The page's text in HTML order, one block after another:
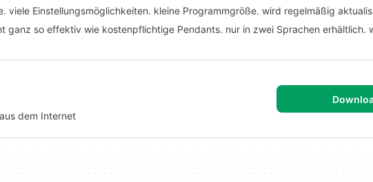
viele Einstellungsmöglichkeiten. kleine Programmgröße. wird regelmäßig
ganz so effektiv wie kostenpflichtige Pendants. nur in zwei Sprachen erhältlich.
dem Internet